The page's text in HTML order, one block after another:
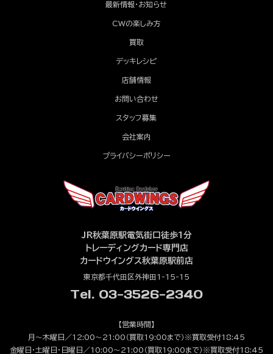
最新情報・お知らせ
CWの楽しみ方
買取
デッキレシピ
店舗情報
お問い合わせ
スタッフ募集
会社案内
プライバシーポリシー
JR秋葉原駅電気街口徒歩1分
トレーディングカード専門店
カードウイングス秋葉原駅前店
東京都千代田区外神田1-15-15
Tel. 03-3526-2340
【営業時間】
月～木曜日／12:00～21:00（買取19:00まで）※買取受付18:45
金曜日・土曜日・日曜日／10:00～21:00（買取19:00まで）※買取受付18:45